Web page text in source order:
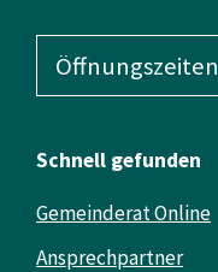
Öffnungszeiten
Schnell gefunden
Gemeinderat Online
Ansprechpartner